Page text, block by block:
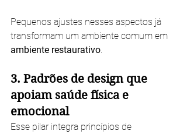
Pequenos ajustes nesses aspectos já
transformam um ambiente comum em
ambiente restaurativo.
3. Padrões de design que
apoiam saúde física e
emocional
Esse pilar integra princípios de